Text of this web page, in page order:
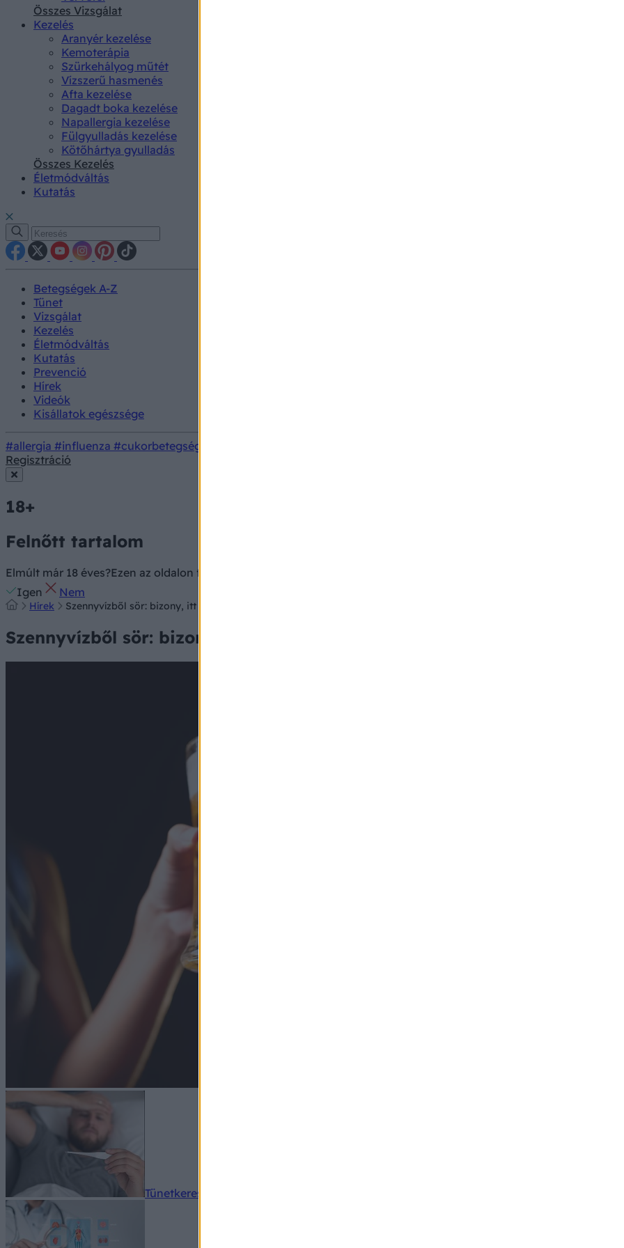
Összes Vizsgálat
Kezelés
Aranyér kezelése
Kemoterápia
Szürkehályog műtét
Vízszerű hasmenés
Afta kezelése
Dagadt boka kezelése
Napallergia kezelése
Fülgyulladás kezelése
Kötőhártya gyulladás
Összes Kezelés
Életmódváltás
Kutatás
Betegségek A-Z
Tünet
Vizsgálat
Kezelés
Életmódváltás
Kutatás
Prevenció
Hírek
Videók
Kisállatok egészsége
#allergia #influenza #cukorbetegség
Regisztráció
18+
Felnőtt tartalom
Elmúlt már 18 éves?Ezen az oldalon felnőtt tartalom található!
Igen
Nem
Hírek Szennyvízből sör: bizony, itt tart már a technológia
Szennyvízből sör: bizony, itt tart már a technológia
Tünetkereső